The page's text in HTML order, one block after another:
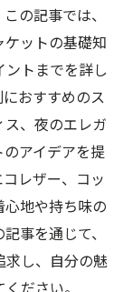
の記事では、
ットの基礎知
トまでを詳し
おすすめのス
、夜のエレガ
アイデアを提
レザー、コッ
心地や持ち味の
事を通じて、
求し、自分の魅